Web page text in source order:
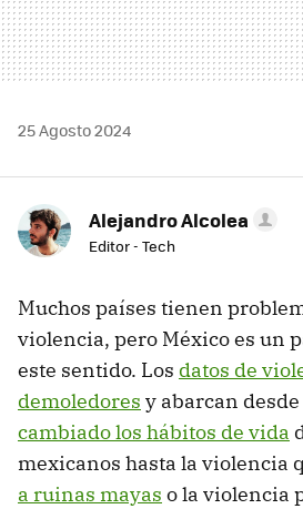
25 Agosto 2024
Alejandro Alcolea
Editor - Tech
Muchos países tienen
violencia, pero México es un
este sentido. Los datos de
demoledores y abarcan
cambiado los hábitos de vida
mexicanos hasta la violencia
a ruinas mayas o la violencia